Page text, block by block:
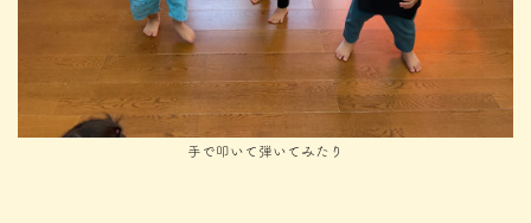
手で叩いて弾いてみたり